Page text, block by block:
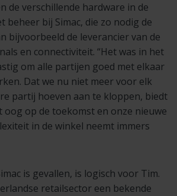
de verschillende hardware in de
beheer bij Simac, die zo nodig de
bijvoorbeeld de leverancier van de
en connectiviteit. “Het was in het
om alle partijen goed met elkaar
Dat we nu niet meer voor elk
partij hoeven aan te kloppen, biedt
oog op de toekomst en onze nieuwe
in de winkel neemt immers
is gevallen, is logisch voor Tim.
retailsector een bekende